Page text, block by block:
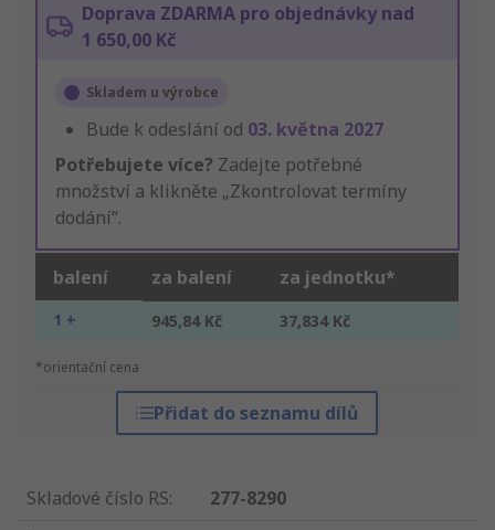
Doprava ZDARMA pro objednávky nad
1 650,00 Kč
Skladem u výrobce
Bude k odeslání od 03. května 2027
Potřebujete více? Zadejte potřebné
množství a klikněte „Zkontrolovat termíny
dodání“.
balení za balení za jednotku*
1 + 945,84 Kč 37,834 Kč
*orientační cena
Přidat do seznamu dílů
Skladové číslo RS:
277-8290